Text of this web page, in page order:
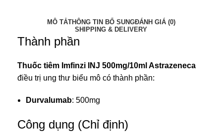
MÔ TẢTHÔNG TIN BỔ SUNGĐÁNH GIÁ (0)
SHIPPING & DELIVERY
Thành phần
Thuốc tiêm Imfinzi INJ 500mg/10ml Astrazeneca
điều trị ung thư biểu mô có thành phần:
Durvalumab: 500mg
Công dụng (Chỉ định)